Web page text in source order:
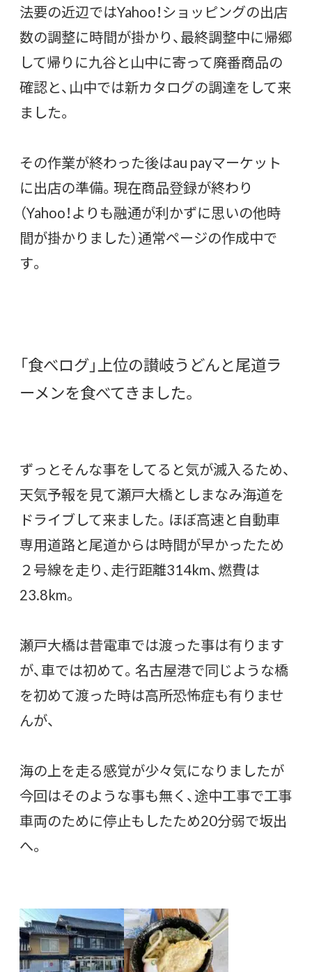
法要の近辺ではYahoo！ショッピングの出店
数の調整に時間が掛かり、最終調整中に帰郷
して帰りに九谷と山中に寄って廃番商品の
確認と、山中では新カタログの調達をして来
ました。
その作業が終わった後はau payマーケット
に出店の準備。現在商品登録が終わり
（Yahoo！よりも融通が利かずに思いの他時
間が掛かりました）通常ページの作成中で
す。
「食べログ」上位の讃岐うどんと尾道ラ
ーメンを食べてきました。
ずっとそんな事をしてると気が滅入るため、
天気予報を見て瀬戸大橋としまなみ海道を
ドライブして来ました。ほぼ高速と自動車
専用道路と尾道からは時間が早かったため
２号線を走り、走行距離314km、燃費は
23.8km。
瀬戸大橋は昔電車では渡った事は有ります
が、車では初めて。名古屋港で同じような橋
を初めて渡った時は高所恐怖症も有りませ
んが、
海の上を走る感覚が少々気になりましたが
今回はそのような事も無く、途中工事で工事
車両のために停止もしたため20分弱で坂出
へ。